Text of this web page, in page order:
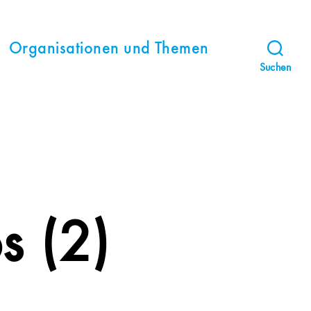
Organisationen und Themen
Suchen
(2)